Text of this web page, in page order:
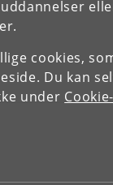
cookies,
Du kan
under